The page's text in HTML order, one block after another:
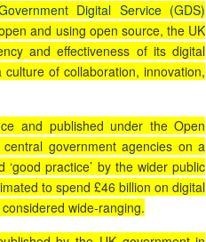
Digital Service (GDS)
and using open source, the UK
and effectiveness of its digital
of collaboration, innovation,
and published under the Open
government agencies on a
‘good practice’ by the wider public
to spend £46 billion on digital
wide-ranging.